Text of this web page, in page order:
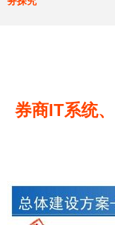
券商IT系统